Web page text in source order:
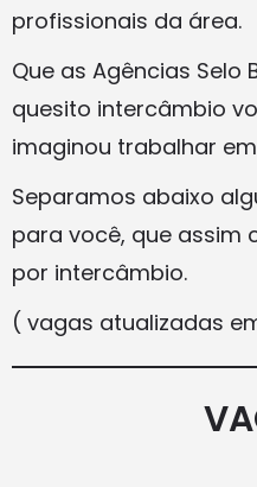
profissionais da área.
Que as Agências Selo
quesito intercâmbio
imaginou trabalhar
Separamos abaixo
para você, que assim
por intercâmbio.
( vagas atualizadas em